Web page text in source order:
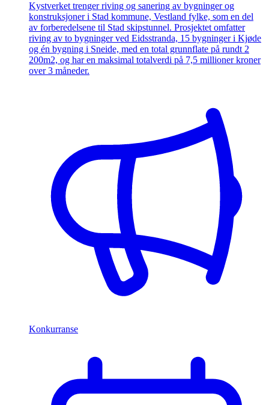
Kystverket trenger riving og sanering av bygninger og
konstruksjoner i Stad kommune, Vestland fylke, som en del
av forberedelsene til Stad skipstunnel. Prosjektet omfatter
riving av to bygninger ved Eidsstranda, 15 bygninger i Kjøde
og én bygning i Sneide, med en total grunnflate på rundt 2
200m2, og har en maksimal totalverdi på 7,5 millioner kroner
over 3 måneder.
Konkurranse